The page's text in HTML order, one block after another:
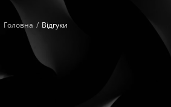
Головна Відгуки